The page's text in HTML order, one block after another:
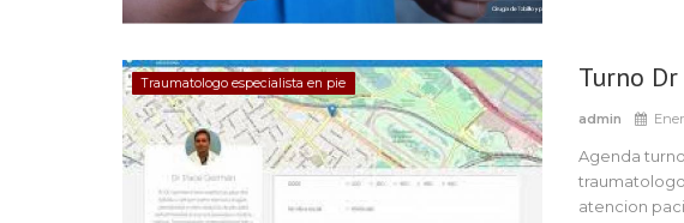
Traumatologo especialista en pie Turno
admin
Agenda
atencion